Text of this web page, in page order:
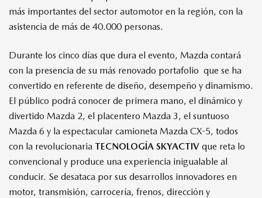
más importantes del sector automotor en la región, con la
asistencia de más de 40.000 personas.
Durante los cinco días que dura el evento, Mazda contará
con la presencia de su más renovado portafolio que se ha
convertido en referente de diseño, desempeño y dinamismo.
El público podrá conocer de primera mano, el dinámico y
divertido Mazda 2, el placentero Mazda 3, el suntuoso
Mazda 6 y la espectacular camioneta Mazda CX-5, todos
con la revolucionaria TECNOLOGÍA SKYACTIV que reta lo
convencional y produce una experiencia inigualable al
conducir. Se desataca por sus desarrollos innovadores en
motor, transmisión, carrocería, frenos, dirección y